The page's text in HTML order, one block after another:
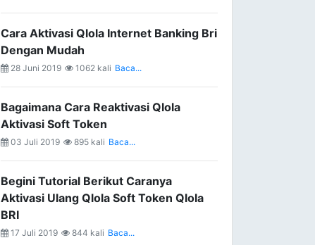
Cara Aktivasi Qlola Internet Banking Bri
Dengan Mudah
28 Juni 2019 1062 kali Baca...
Bagaimana Cara Reaktivasi Qlola
Aktivasi Soft Token
03 Juli 2019 895 kali Baca...
Begini Tutorial Berikut Caranya
Aktivasi Ulang Qlola Soft Token Qlola
BRI
17 Juli 2019 844 kali Baca...